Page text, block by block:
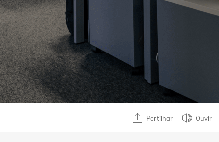
Partilhar Ouvir